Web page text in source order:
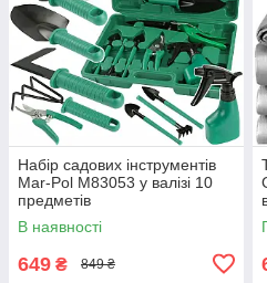
Набір садових інструментів
Mar-Pol M83053 у валізі 10
предметів
В наявності
649 ₴ 849 ₴